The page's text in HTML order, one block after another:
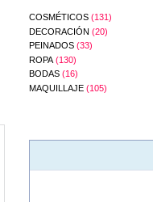
COSMÉTICOS (131)
DECORACIÓN (20)
PEINADOS (33)
ROPA (130)
BODAS (16)
MAQUILLAJE (105)